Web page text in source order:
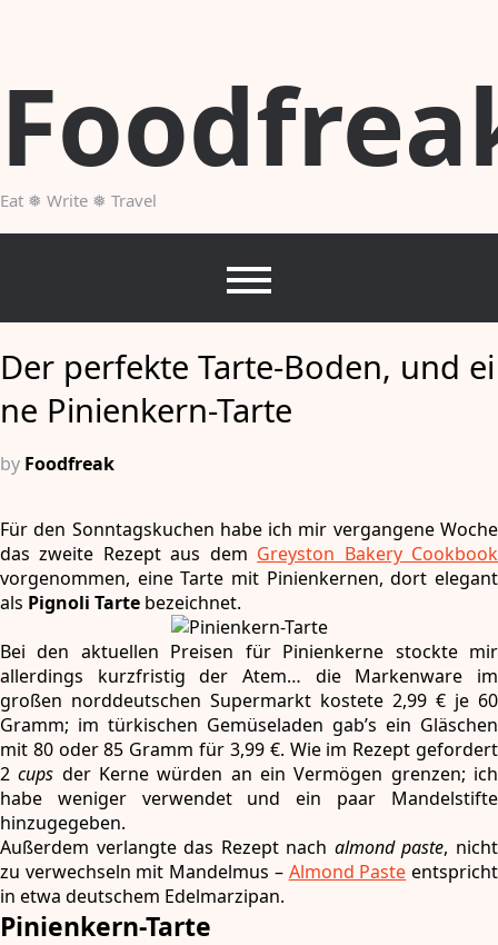
Eat ❅ Write ❅ Travel
Der perfekte Tarte-Boden, und ei
ne Pinienkern-Tarte
by Foodfreak
Für den Sonntagskuchen habe ich mir vergangene Woche
das zweite Rezept aus dem Greyston Bakery Cookbook
vorgenommen, eine Tarte mit Pinienkernen, dort elegant
als Pignoli Tarte bezeichnet.
Bei den aktuellen Preisen für Pinienkerne stockte mir
allerdings kurzfristig der Atem… die Markenware im
großen norddeutschen Supermarkt kostete 2,99 € je 60
Gramm; im türkischen Gemüseladen gab’s ein Gläschen
mit 80 oder 85 Gramm für 3,99 €. Wie im Rezept gefordert
2cups der Kerne würden an ein Vermögen grenzen; ich
habe weniger verwendet und ein paar Mandelstifte
hinzugegeben.
Außerdem verlangte das Rezept nach almond paste, nicht
zu verwechseln mit Mandelmus – Almond Paste entspricht
in etwa deutschem Edelmarzipan.
Pinienkern-Tarte